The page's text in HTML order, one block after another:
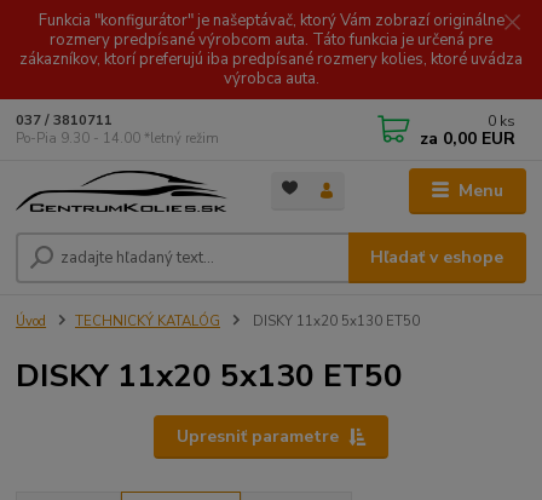
Funkcia "konfigurátor" je našeptávač, ktorý Vám zobrazí originálne
rozmery predpísané výrobcom auta. Táto funkcia je určená pre
zákazníkov, ktorí preferujú iba predpísané rozmery kolies, ktoré uvádza
výrobca auta.
Menu
Hľadať v eshope
037 / 3810711
Po-Pia 9.30 - 14.00 *letný režim
0 ks
za 0,00 EUR
Úvod TECHNICKÝ KATALÓG DISKY 11x20 5x130 ET50
DISKY 11x20 5x130 ET50
Upresniť parametre